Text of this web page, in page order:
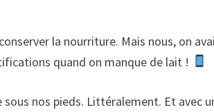
la nourriture. Mais nous, on
quand on manque de lait !
nos pieds. Littéralement. Et avec